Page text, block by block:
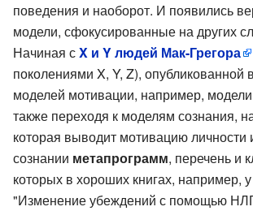
поведения и наоборот. И появились
модели, сфокусированные на других
Начиная сX и Y людей Мак-Грегора
поколениями X, Y, Z), опубликованной
моделей мотивации, например, модели
также переходя к моделям сознания,
которая выводит мотивацию личности
сознании метапрограмм, перечень и
которых в хороших книгах, например,
"Изменение убеждений с помощью